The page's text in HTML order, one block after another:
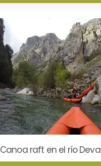
Canoa raft en el río Deva